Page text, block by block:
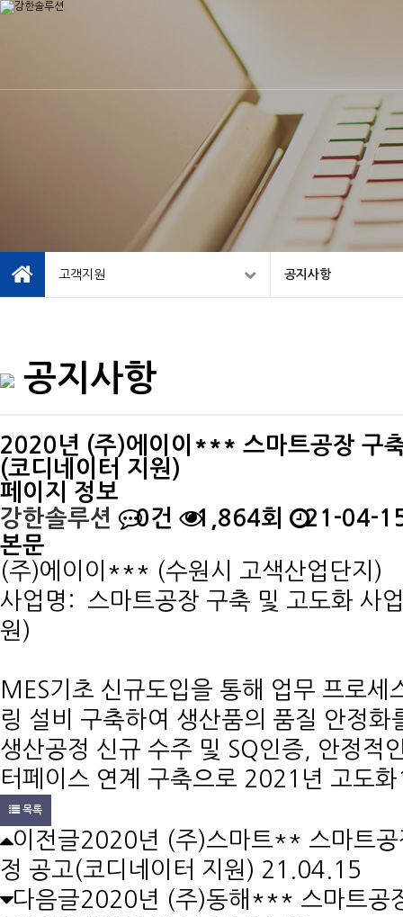
고객지원 공지사항
공지사항
2020년 (주)에이이*** 스마트공장 구
(코디네이터 지원)
페이지 정보
강한솔루션
0건 1,864회
21-04-
본문
(주)에이이*** (수원시 고색산업단지)
사업명: 스마트공장 구축 및 고도화 사
원)
MES기초 신규도입을 통해 업무 프로
링 설비 구축하여 생산품의 품질 안정
생산공정 신규 수주 및 SQ인증, 안정적
터페이스 연계 구축으로 2021년 고도
목록
이전글2020년 (주)스마트** 스마트공
정 공고(코디네이터 지원) 21.04.15
다음글2020년 (주)동해*** 스마트공